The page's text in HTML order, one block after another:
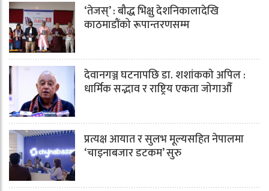
‘तेजस्’ : बौद्ध भिक्षु देशनिकालादेखि
काठमाडौंको रूपान्तरणसम्म
देवानगञ्ज घटनापछि डा. शशांककाे अपिल :
धार्मिक सद्भाव र राष्ट्रिय एकता जोगाऔँ
प्रत्यक्ष आयात र सुलभ मूल्यसहित नेपालमा
‘चाइनाबजार डटकम’ सुरु